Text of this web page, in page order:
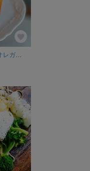
【3個セット】バジルとオレガノのトマトソース&チーズキューブトースト